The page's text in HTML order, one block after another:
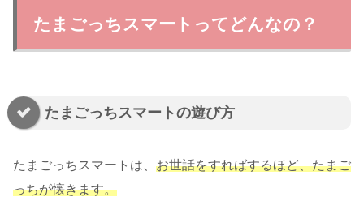
たまごっちスマートってどんなの？
たまごっちスマートの遊び方
たまごっちスマートは、 お世話をすればするほど、たまご
っちが懐きます。